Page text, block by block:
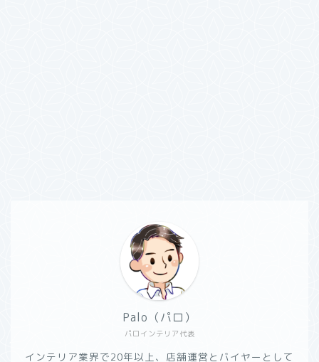
パロインテリア代表
Palo（パロ）
インテリア業界で20年以上、店舗運営とバイヤーとして